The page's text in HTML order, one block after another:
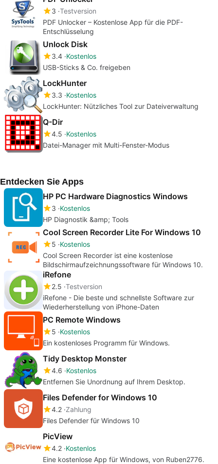
3 Testversion
PDF Unlocker – Kostenlose App für die PDF-
Entschlüsselung
Unlock Disk
3.4 Kostenlos
USB-Sticks & Co. freigeben
LockHunter
3.3 Kostenlos
LockHunter: Nützliches Tool zur Dateiverwaltung
Q-Dir
4.5 Kostenlos
Datei-Manager mit Multi-Fenster-Modus
Entdecken Sie Apps
HP PC Hardware Diagnostics Windows
3 Kostenlos
HP Diagnostik &amp; Tools
Cool Screen Recorder Lite For Windows 10
5 Kostenlos
Cool Screen Recorder ist eine kostenlose
Bildschirmaufzeichnungssoftware für Windows 10.
iRefone
2.5 Testversion
iRefone - Die beste und schnellste Software zur
Wiederherstellung von iPhone-Daten
PC Remote Windows
5 Kostenlos
Ein kostenloses Programm für Windows.
Tidy Desktop Monster
4.6 Kostenlos
Entfernen Sie Unordnung auf Ihrem Desktop.
Files Defender for Windows 10
4.2 Zahlung
Files Defender für Windows 10
PicView
4.2 Kostenlos
Eine kostenlose App für Windows, von Ruben2776.